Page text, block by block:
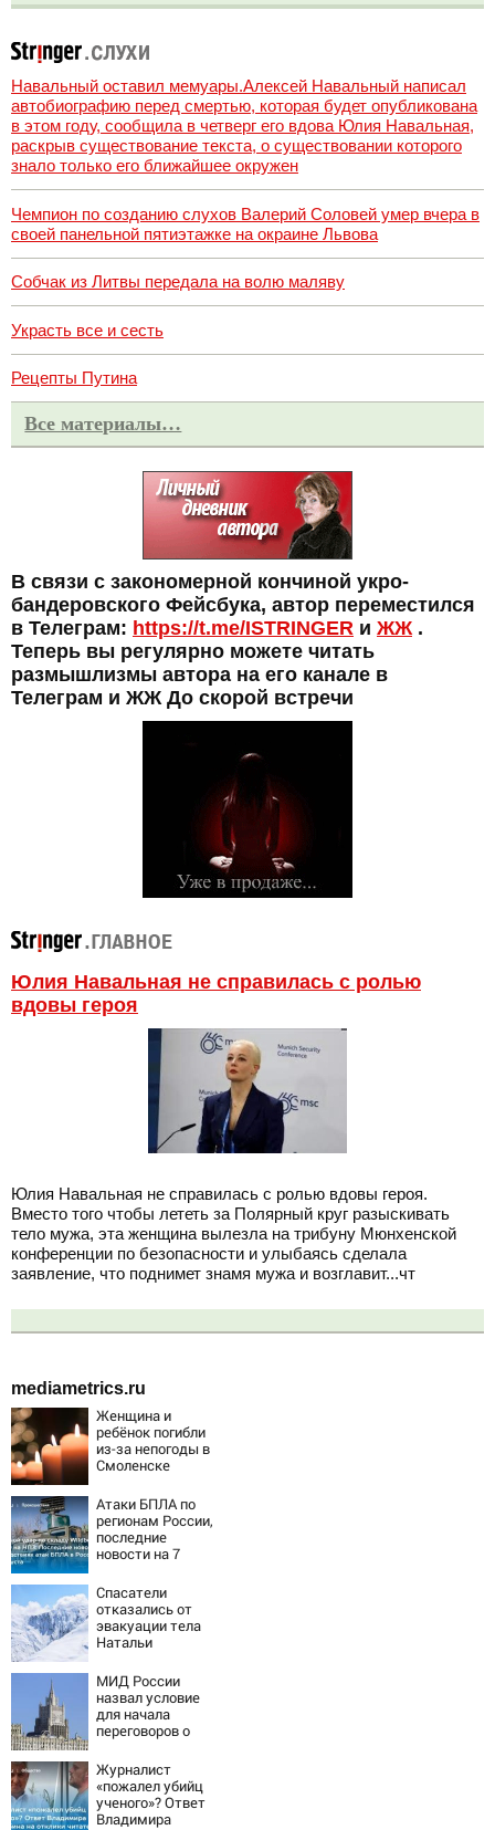
Навальный оставил мемуары.Алексей Навальный написал
автобиографию перед смертью, которая будет опубликована
в этом году, сообщила в четверг его вдова Юлия Навальная,
раскрыв существование текста, о существовании которого
знало только его ближайшее окружен
Чемпион по созданию слухов Валерий Соловей умер вчера в
своей панельной пятиэтажке на окраине Львова
Собчак из Литвы передала на волю маляву
Украсть все и сесть
Рецепты Путина
Все материалы…
В связи с закономерной кончиной укро-
бандеровского Фейсбука, автор переместился
в Телеграм: https://t.me/ISTRINGER и ЖЖ .
Теперь вы регулярно можете читать
размышлизмы автора на его канале в
Телеграм и ЖЖ До скорой встречи
Юлия Навальная не справилась с ролью
вдовы героя
Юлия Навальная не справилась с ролью вдовы героя.
Вместо того чтобы лететь за Полярный круг разыскивать
тело мужа, эта женщина вылезла на трибуну Мюнхенской
конференции по безопасности и улыбаясь сделала
заявление, что поднимет знамя мужа и возглавит...чт
mediametrics.ru
Женщина и
ребёнок погибли
из-за непогоды в
Смоленске
Атаки БПЛА по
регионам России,
последние
новости на 7
последствия,
атаки на склады
Wildberries,
состояние
пострадавших
Спасатели
отказались от
эвакуации тела
Натальи
семитысячника
МИД России
назвал условие
для начала
переговоров о
Журналист
«пожалел убийц
ученого»? Ответ
Владимира